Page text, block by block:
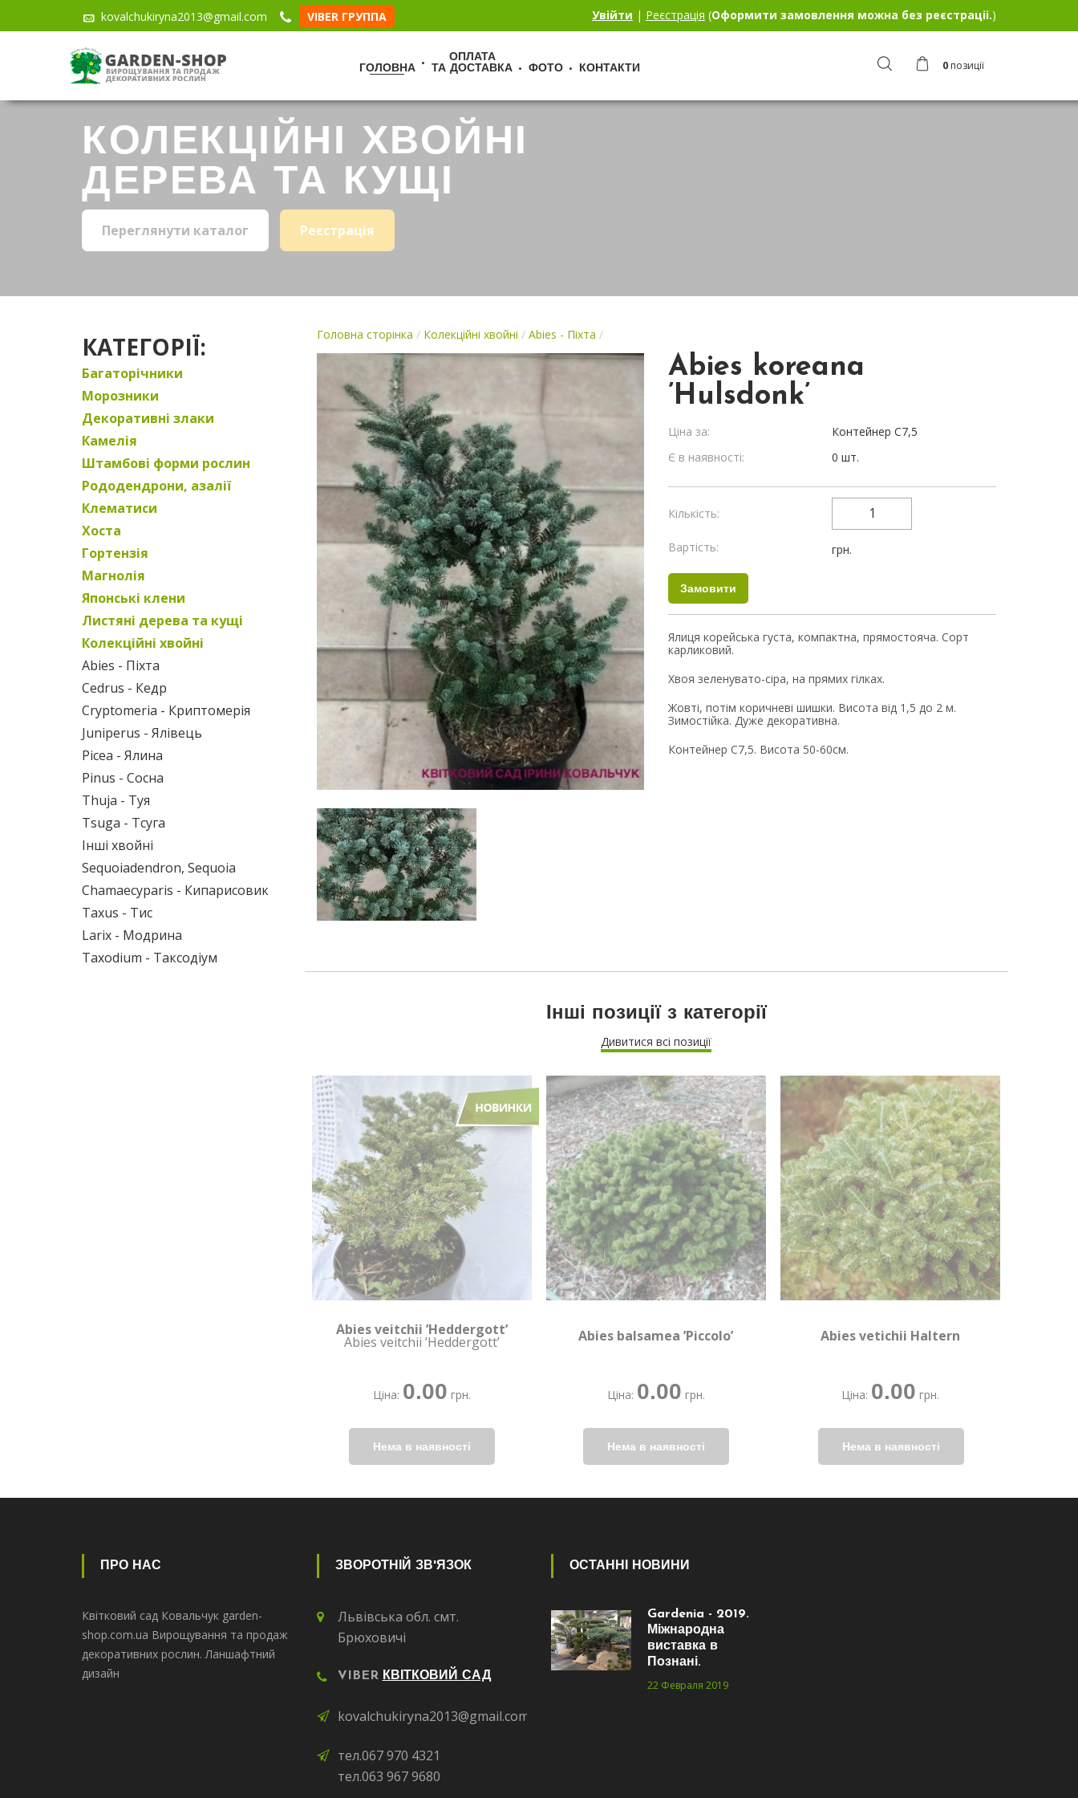
kovalchukiryna2013@gmail.com VIBER ГРУППА Увійти | Реєстрація (Оформити замовлення можна без реєстраціі.)
ГОЛОВНА
ОПЛАТА
ТА ДОСТАВКА
ФОТО КОНТАКТИ 0 позиції
КОЛЕКЦІЙНІ ХВОЙНІ
ДЕРЕВА ТА КУЩІ
Переглянути каталог Реєстрація
КАТЕГОРІЇ:
Багаторічники
Морозники
Декоративні злаки
Камелія
Штамбові форми рослин
Рододендрони, азалії
Клематиси
Хоста
Гортензія
Магнолія
Японські клени
Листяні дерева та кущі
Колекційні хвойні
Abies - Піхта
Cedrus - Кедр
Cryptomeria - Криптомерія
Juniperus - Ялівець
Picea - Ялина
Pinus - Сосна
Thuja - Туя
Tsuga - Тсуга
Інші хвойні
Sequoiadendron, Sequoia
Chamaecyparis - Кипарисовик
Taxus - Тис
Larix - Модрина
Taxodium - Таксодіум
Головна сторінка / Колекційні хвойні / Abies - Піхта /
Abies koreana
’Hulsdonk’
Ціна за:
Контейнер С7,5
Є в наявності:
0 шт.
Кількість:
Вартість: грн.
Ялиця корейська густа, компактна, прямостояча. Сорт
карликовий.
Хвоя зеленувато-сіра, на прямих гілках.
Жовті, потім коричневі шишки. Висота від 1,5 до 2 м.
Зимостійка. Дуже декоративна.
Контейнер С7,5. Висота 50-60см.
Інші позиції з категорії
Дивитися всі позиції
Abies veitchii ’Heddergott’
Abies veitchii ’Heddergott’
Ціна: 0.00 грн.
Abies balsamea ’Piccolo’
Ціна: 0.00 грн.
Abies vetichii Haltern
Ціна: 0.00 грн.
ПРО НАС
Квітковий сад Ковальчук garden-
shop.com.ua Вирощування та продаж
декоративних рослин. Ланшафтний
дизайн
ЗВОРОТНІЙ ЗВ'ЯЗОК
Львівська обл. смт.
Брюховичі
VIBER КВІТКОВИЙ САД
kovalchukiryna2013@gmail.com
тел.067 970 4321
тел.063 967 9680
ОСТАННІ НОВИНИ
Gardenia - 2019.
Міжнародна
виставка в
Познані.
22 Февраля 2019